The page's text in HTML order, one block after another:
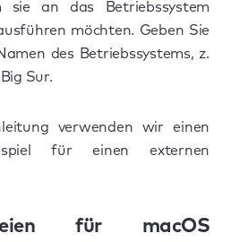
an das Betriebssystem
möchten. Geben Sie
des Betriebssystems, z.
Sur.
verwenden wir einen
für einen externen
für macOS